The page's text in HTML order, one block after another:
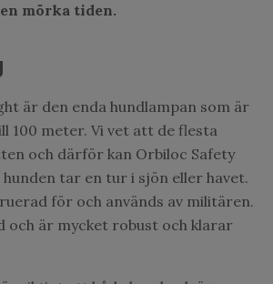
mörka tiden.
är den enda hundlampan som är
100 meter. Vi vet att de flesta
och därför kan Orbiloc Safety
tar en tur i sjön eller havet.
för och används av militären.
och är mycket robust och klarar